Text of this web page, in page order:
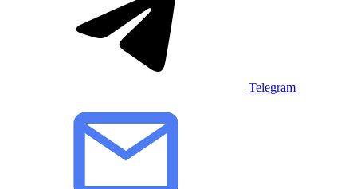
Telegram